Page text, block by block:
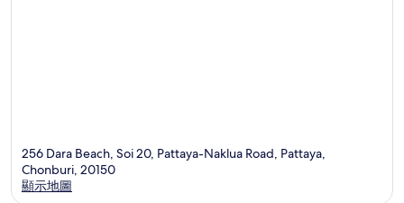
256 Dara Beach, Soi 20, Pattaya-Naklua Road, Pattaya,
Chonburi, 20150
顯示地圖